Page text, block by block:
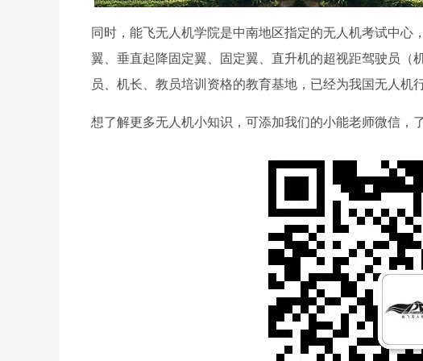
同时，能飞无人机学院是中南地区指定的无人机考试中
翼、垂直起降固定翼、固定翼、直升机的超视距驾驶员
员、机长、教员培训资格的教育基地，已经为我国无人机
想了解更多无人机小知识，可添加我们的小能老师微信，